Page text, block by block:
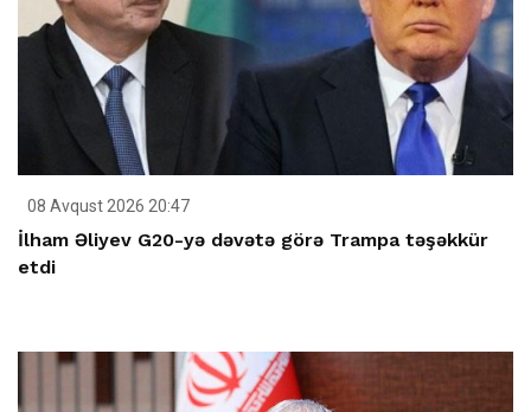
08 Avqust 2026 20:47
İlham Əliyev G20-yə dəvətə görə Trampa təşəkkür
etdi